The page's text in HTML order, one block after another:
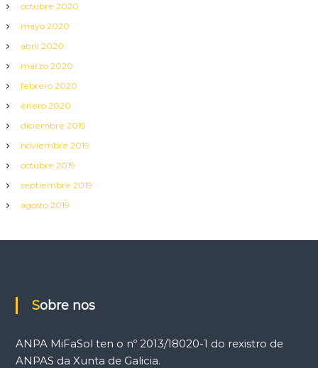
octubre 2020
mayo 2020
abril 2020
marzo 2020
febrero 2020
enero 2020
diciembre 2019
noviembre 2019
octubre 2019
septiembre 2019
agosto 2019
Sobre nos
ANPA MiFaSol ten o nº 2013/18020-1 do rexistro de
ANPAS da Xunta de Galicia.